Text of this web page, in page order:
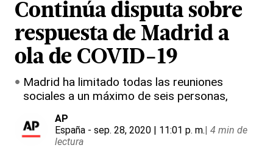
Continúa disputa sobre
respuesta de Madrid a
ola de COVID-19
Madrid ha limitado todas las reuniones
sociales a un máximo de seis personas,
AP
España - sep. 28, 2020 | 11:01 p. m.| 4 min de
lectura